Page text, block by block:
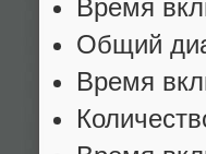
Время
Общий
Время